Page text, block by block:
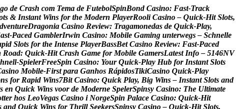
go de Crash com Tema de FutebolSpinBond Casino: Fast‑Track
ts & Instant Wins for the Modern PlayerRooli Casino – Quick‑Hit Slots,
dventureDragonia Casino Review: Tragamonedas de Quick‑Play,
ast‑Paced GamblerIrwin Casino: Mobile Gaming unterwegs – Schnelle
pid Slots for the Intense PlayerBassBet Casino Review: Fast‑Paced
Road: Quick‑Hit Crash Game for Mobile GamersLatest Info – 5146NV
hnell‑SpielerFreeSpin Casino: Your Quick‑Play Hub for Instant Slots
asino Mobile‑First para Ganhos RápidosTikiCasino Quick‑Play
ns for Rapid Wins7Bit Casino: Quick Play, Big Wins – Instant Slots and
s en Quick Wins voor de Moderne SpelerSpinsy Casino: The Ultimate
tter hos LeoVegas Casino i NorgeSpin Palace Casino: Quick‑Hit
and Quick Wins for Thrill SeekersSpinsy Casino – Quick‑Hit Slots,